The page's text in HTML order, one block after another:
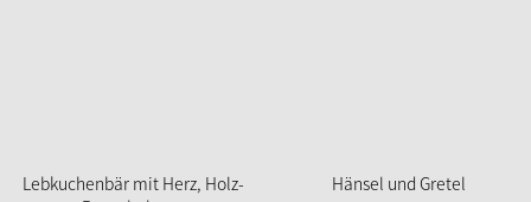
Lebkuchenbär mit Herz, Holz-
Hänsel und Gretel